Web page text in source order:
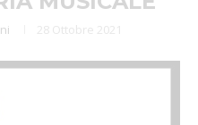
28 Ottobre 2021